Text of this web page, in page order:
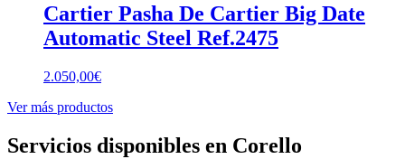
Cartier Pasha De Cartier Big Date
Automatic Steel Ref.2475
2.050,00€
Ver más productos
Servicios disponibles en Corello